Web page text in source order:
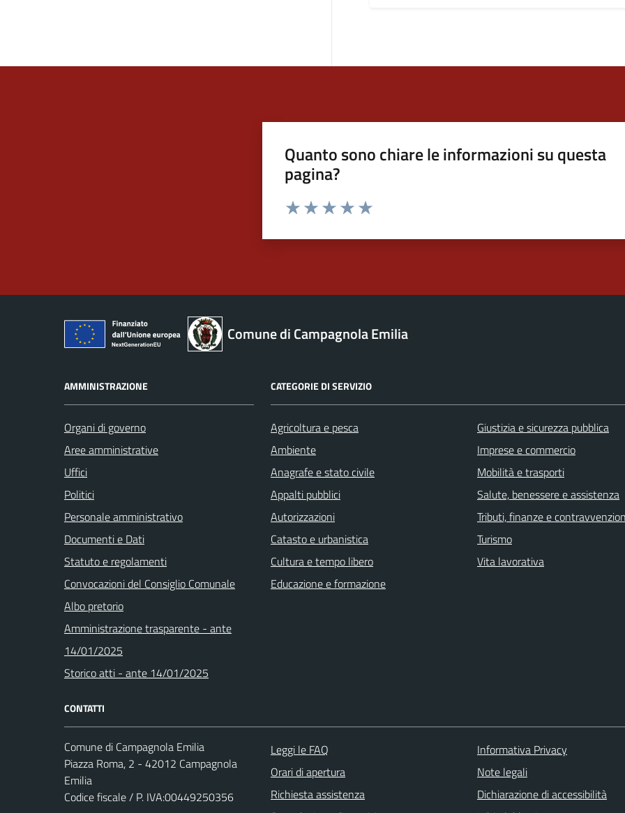
Quanto sono chiare le informazioni su questa
pagina?
Comune di Campagnola Emilia
AMMINISTRAZIONE
Organi di governo
Aree amministrative
Uffici
Politici
Personale amministrativo
Documenti e Dati
Statuto e regolamenti
Convocazioni del Consiglio Comunale
Albo pretorio
Amministrazione trasparente - ante
14/01/2025
Storico atti - ante 14/01/2025
CATEGORIE DI SERVIZIO
Agricoltura e pesca
Ambiente
Anagrafe e stato civile
Appalti pubblici
Autorizzazioni
Catasto e urbanistica
Cultura e tempo libero
Educazione e formazione
Giustizia e sicurezza pubblica
Imprese e commercio
Mobilità e trasporti
Salute, benessere e assistenza
Tributi, finanze e
Turismo
Vita lavorativa
CONTATTI
Comune di Campagnola Emilia
Piazza Roma, 2 - 42012 Campagnola
Emilia
Codice fiscale / P. IVA:00449250356
Leggi le FAQ
Orari di apertura
Richiesta assistenza
Informativa Privacy
Note legali
Dichiarazione di accessibilità